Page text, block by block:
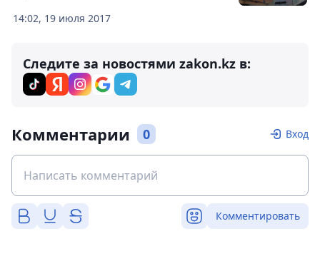
14:02, 19 июля 2017
Следите за новостями zakon.kz в:
Комментарии 0 Вход
Комментировать